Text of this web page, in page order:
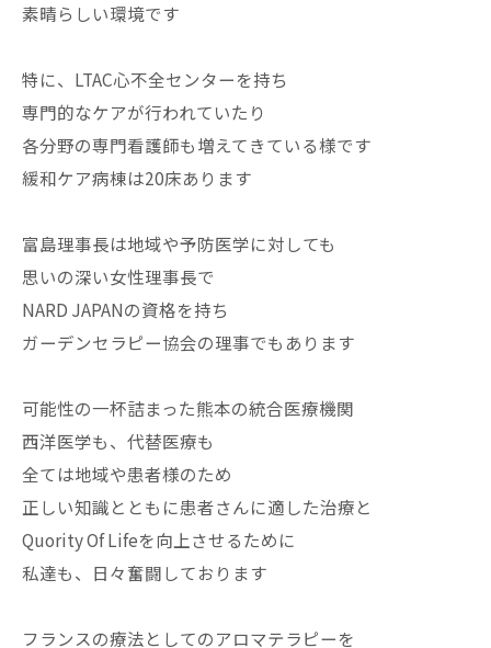
素晴らしい環境です
特に、LTAC心不全センターを持ち
専門的なケアが行われていたり
各分野の専門看護師も増えてきている様です
緩和ケア病棟は20床あります
富島理事長は地域や予防医学に対しても
思いの深い女性理事長で
NARD JAPANの資格を持ち
ガーデンセラピー協会の理事でもあります
可能性の一杯詰まった熊本の統合医療機関
西洋医学も、代替医療も
全ては地域や患者様のため
正しい知識とともに患者さんに適した治療と
Quority Of Lifeを向上させるために
私達も、日々奮闘しております
フランスの療法としてのアロマテラピーを